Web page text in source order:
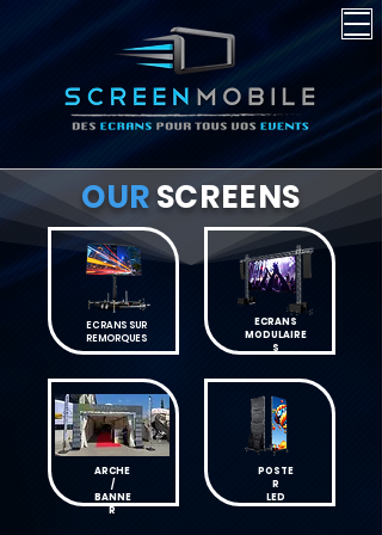
OURSCREENS
ECRANS SUR
REMORQUES
ARCHE
/
BANNE
R
ECRANS
MODULAIRE
S
POSTE
R
LED